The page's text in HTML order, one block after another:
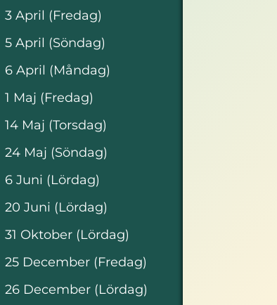
3 April (Fredag)
5 April (Söndag)
6 April (Måndag)
1 Maj (Fredag)
14 Maj (Torsdag)
24 Maj (Söndag)
6 Juni (Lördag)
20 Juni (Lördag)
31 Oktober (Lördag)
25 December (Fredag)
26 December (Lördag)